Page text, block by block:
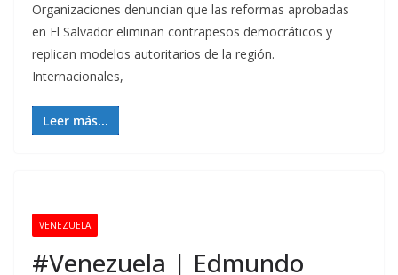
Organizaciones denuncian que las reformas aprobadas
en El Salvador eliminan contrapesos democráticos y
replican modelos autoritarios de la región.
Internacionales,
Leer más...
VENEZUELA
#Venezuela | Edmundo